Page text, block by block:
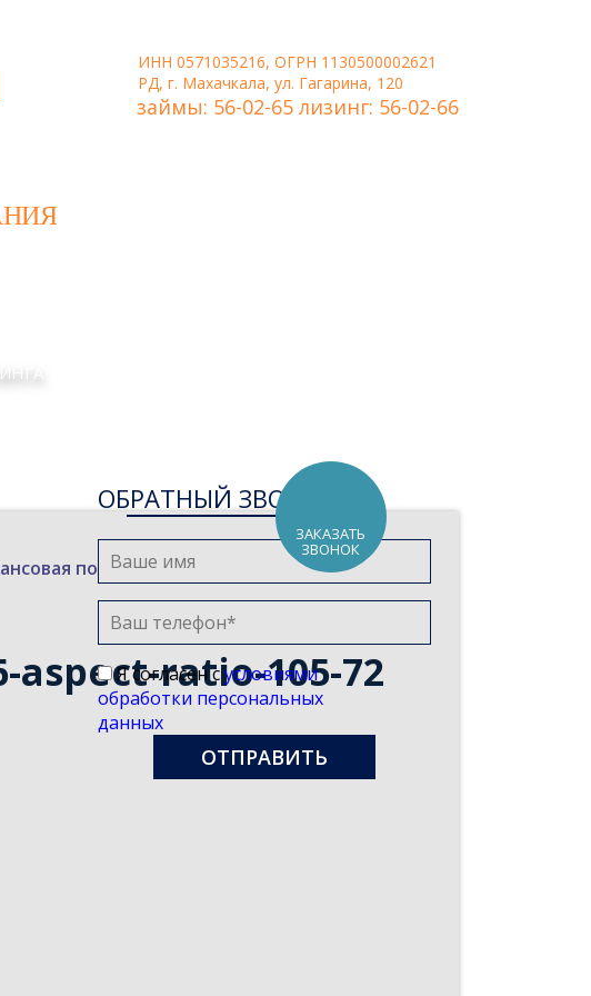
ИНН 0571035216, ОГРН 1130500002621
РД, г. Махачкала, ул. Гагарина, 120
займы: 56-02-65 лизинг: 56-02-66
ЗАКАЗАТЬ
ЗВОНОК
ОБРАТНЫЙ ЗВОНОК
Я согласен сусловиями
обработки персональных
данных
поддержка МСП будет продлена
aspect-ratio-105-72